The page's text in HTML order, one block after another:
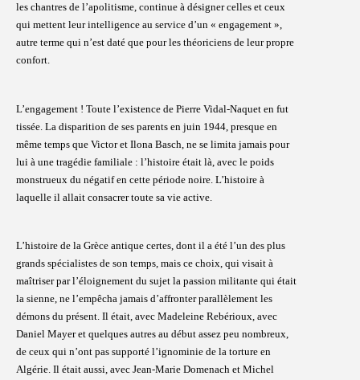
les chantres de l’apolitisme, continue à désigner celles et ceux
qui mettent leur intelligence au service d’un « engagement »,
autre terme qui n’est daté que pour les théoriciens de leur propre
confort.
L’engagement ! Toute l’existence de Pierre Vidal-Naquet en fut
tissée. La disparition de ses parents en juin 1944, presque en
même temps que Victor et Ilona Basch, ne se limita jamais pour
lui à une tragédie familiale : l’histoire était là, avec le poids
monstrueux du négatif en cette période noire. L’histoire à
laquelle il allait consacrer toute sa vie active.
L’histoire de la Grèce antique certes, dont il a été l’un des plus
grands spécialistes de son temps, mais ce choix, qui visait à
maîtriser par l’éloignement du sujet la passion militante qui était
la sienne, ne l’empêcha jamais d’affronter parallèlement les
démons du présent. Il était, avec Madeleine Rebérioux, avec
Daniel Mayer et quelques autres au début assez peu nombreux,
de ceux qui n’ont pas supporté l’ignominie de la torture en
Algérie. Il était aussi, avec Jean-Marie Domenach et Michel